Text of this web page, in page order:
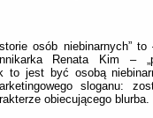
osób niebinarnych”
Renata Kim –
to jest być osobą
sloganu:
obiecującego blurba.